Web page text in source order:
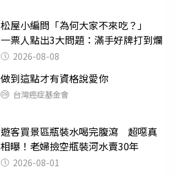
松屋小編問「為何大家不來吃？」
一票人點出3大問題：滿手好牌打到爛
2026-08-08
做到這點才有資格說愛你
台灣癌症基金會
遊客買景區瓶裝水喝完腹瀉 超噁真
相曝！老婦撿空瓶裝河水賣30年
2026-08-01